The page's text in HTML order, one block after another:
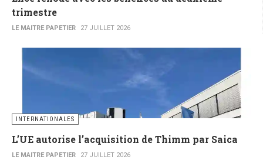
trimestre
LE MAITRE PAPETIER 27 JUILLET 2026
INTERNATIONALES
L’UE autorise l’acquisition de Thimm par Saica
LE MAITRE PAPETIER 27 JUILLET 2026